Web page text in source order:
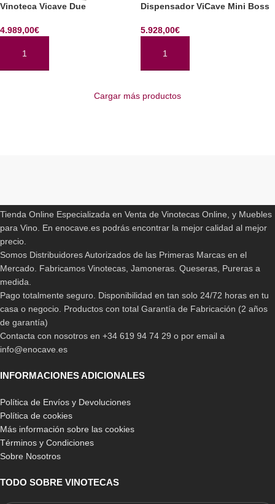
Vinoteca Vicave Due
4.989,00€
AÑADIR AL CARRITO
Dispensador ViCave Mini Boss
5.928,00€
AÑADIR AL CARRITO
Cargar más productos
Tienda Online Especializada en Venta de Vinotecas Online, y Muebles
para Vino. En enocave.es podrás encontrar la mejor calidad al mejor
precio.
Somos Distribuidores Autorizados de las Primeras Marcas en el
Mercado. Fabricamos Vinotecas, Jamoneras. Queseras, Pureras a
medida.
Pago totalmente seguro. Disponibilidad en tan solo 24/72 horas en tu
casa o negocio. Productos con total Garantía de Fabricación (2 años
de garantía)
Contacta con nosotros en +34 619 94 74 29 o por email a
info@enocave.es
INFORMACIONES ADICIONALES
Política de Envíos y Devoluciones
Política de cookies
Más información sobre las cookies
Términos y Condiciones
Sobre Nosotros
TODO SOBRE VINOTECAS